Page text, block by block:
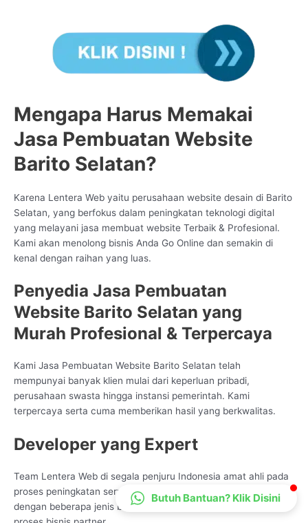
Mengapa Harus Memakai
Jasa Pembuatan Website
Barito Selatan?
Karena Lentera Web yaitu perusahaan website desain di Barito
Selatan, yang berfokus dalam peningkatan teknologi digital
yang melayani jasa membuat website Terbaik & Profesional.
Kami akan menolong bisnis Anda Go Online dan semakin di
kenal dengan raihan yang luas.
Penyedia Jasa Pembuatan
Website Barito Selatan yang
Murah Profesional & Terpercaya
Kami Jasa Pembuatan Website Barito Selatan telah
mempunyai banyak klien mulai dari keperluan pribadi,
perusahaan swasta hingga instansi pemerintah. Kami
terpercaya serta cuma memberikan hasil yang berkwalitas.
Developer yang Expert
Team Lentera Web di segala penjuru Indonesia amat ahli pada
proses peningkatan service Data Tehnologi, kami sudah biasa
dengan beberapa jenis bentuk pengembangan sama dengan
CS Lenteraweb
Online
Butuh Bantuan? Klik Disini